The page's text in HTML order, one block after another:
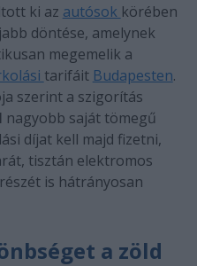
ki az autósok körében
döntése, amelynek
megemelik a
tarifáit Budapesten.
szerint a szigorítás
nagyobb saját tömegű
díjat kell majd fizetni,
tisztán elektromos
is hátrányosan
a zöld